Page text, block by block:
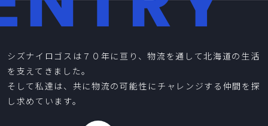
シズナイロゴスは７０年に亘り、物流を通して北海道の生活
を支えてきました。
そして私達は、共に物流の可能性にチャレンジする仲間を探
し求めています。